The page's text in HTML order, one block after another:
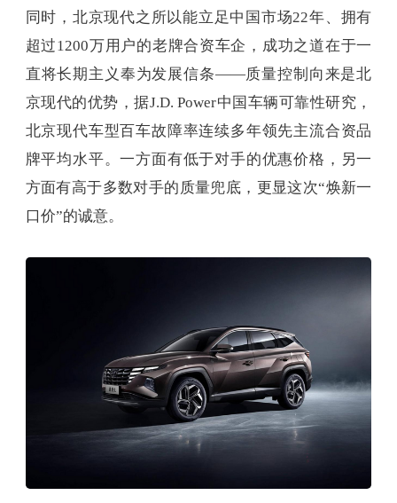
同时，北京现代之所以能立足中国市场22年、拥有
超过1200万用户的老牌合资车企，成功之道在于一
直将长期主义奉为发展信条——质量控制向来是北
京现代的优势，据J.D. Power中国车辆可靠性研究，
北京现代车型百车故障率连续多年领先主流合资品
牌平均水平。一方面有低于对手的优惠价格，另一
方面有高于多数对手的质量兜底，更显这次“焕新一
口价”的诚意。